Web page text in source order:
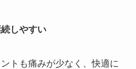
しやすい
トも痛みが少なく、快適に